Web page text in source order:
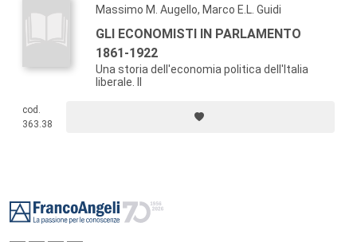
Massimo M. Augello, Marco E.L. Guidi
GLI ECONOMISTI IN PARLAMENTO
1861-1922
Una storia dell'economia politica dell'Italia
liberale. II
cod.
363.38